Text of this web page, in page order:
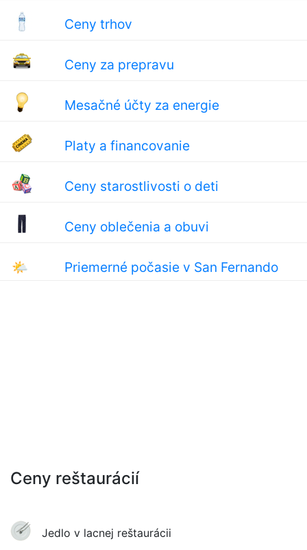
Ceny trhov
Ceny za prepravu
Mesačné účty za energie
Platy a financovanie
Ceny starostlivosti o deti
Ceny oblečenia a obuvi
🌤 Priemerné počasie v San Fernando
Ceny reštaurácií
Jedlo v lacnej reštaurácii